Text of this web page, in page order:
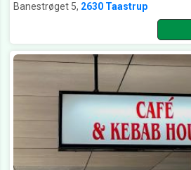
Banestrøget 5, 2630 Taastrup